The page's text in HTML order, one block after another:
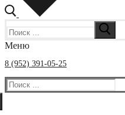
Меню
8 (952) 391-05-25
Искать: